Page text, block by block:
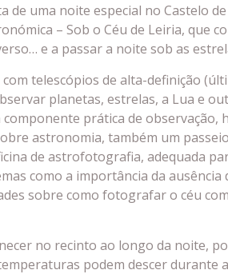
uma noite especial no Castelo de
– Sob o Céu de Leiria, que
e a passar a noite sob as
telescópios de alta-definição
planetas, estrelas, a Lua e
prática de observação,
astronomia, também um
de astrofotografia, adequada
como a importância da ausência
sobre como fotografar o céu
no recinto ao longo da noite,
podem descer durante a